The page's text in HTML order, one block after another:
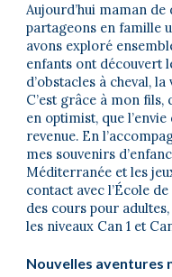
Aujourd’hui maman de
partageons en famille
avons exploré
enfants ont découvert
d’obstacles à cheval,
C’est grâce à mon
en optimist, que
revenue. En
mes souvenirs
Méditerranée et les
contact avec l’École
des cours pour
les niveaux Can 1 et
Nouvelles aventures